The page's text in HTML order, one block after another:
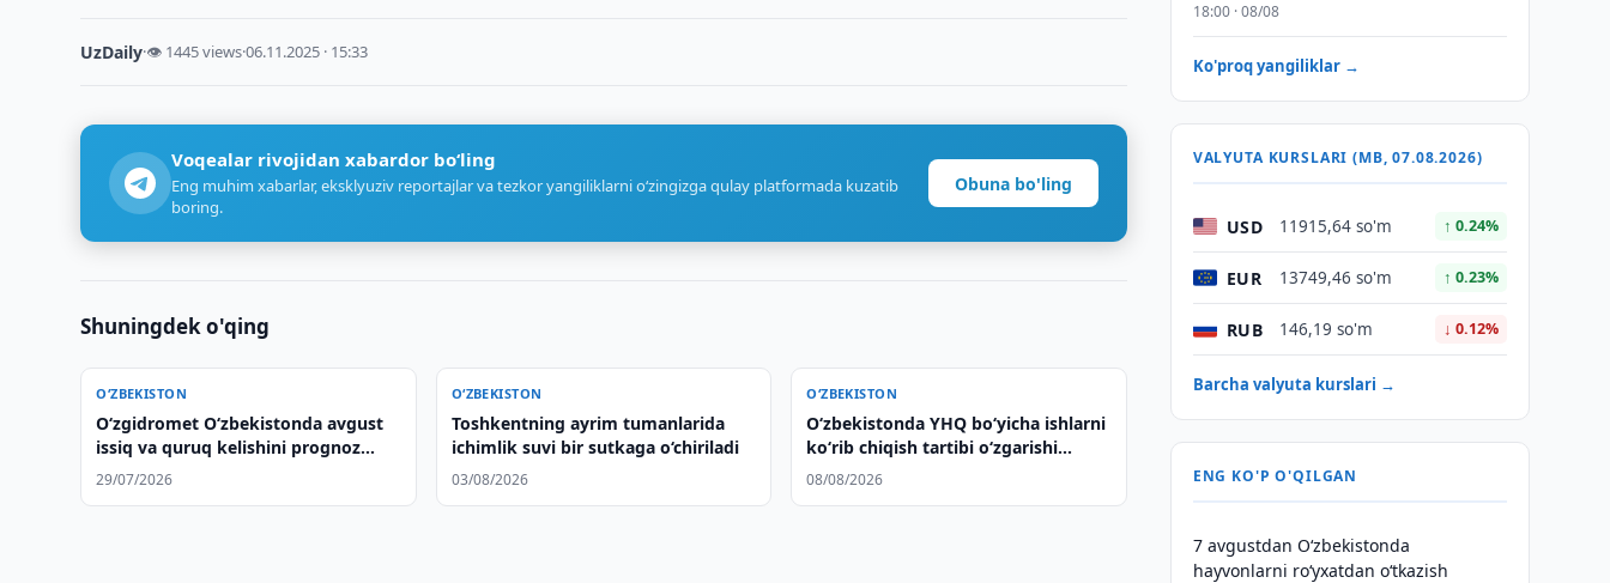
UzDaily·👁 1445 views·06.11.2025 · 15:33
Voqealar rivojidan xabardor bo‘ling
Eng muhim xabarlar, eksklyuziv reportajlar va tezkor yangiliklarni o‘zingizga qulay platformada kuzatib
boring.
Obuna bo'ling
Shuningdek o'qing
O‘ZBEKISTON
O‘zgidromet O‘zbekistonda avgust
issiq va quruq kelishini prognoz
qildi
29/07/2026
O‘ZBEKISTON
Toshkentning ayrim tumanlarida
ichimlik suvi bir sutkaga o‘chiriladi
03/08/2026
O‘ZBEKISTON
O‘zbekistonda YHQ bo‘yicha ishlarni
ko‘rib chiqish tartibi o‘zgarishi
mumkin
08/08/2026
18:00 · 08/08
Ko'proq yangiliklar →
VALYUTA KURSLARI (MB, 07.08.2026)
USD 11915,64 so'm ↑ 0.24%
EUR 13749,46 so'm ↑ 0.23%
RUB 146,19 so'm ↓ 0.12%
Barcha valyuta kurslari →
ENG KO'P O'QILGAN
7 avgustdan O‘zbekistonda
hayvonlarni ro‘yxatdan o‘tkazish